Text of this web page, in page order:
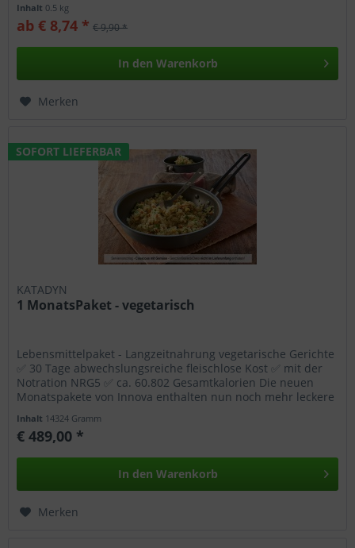
Inhalt 0.5 kg
ab € 8,74 * € 9,90 *
In den Warenkorb
Merken
SOFORT LIEFERBAR
KATADYN
1 MonatsPaket - vegetarisch
Lebensmittelpaket - Langzeitnahrung vegetarische Gerichte
✅ 30 Tage abwechslungsreiche fleischlose Kost ✅ mit der
Notration NRG5 ✅ ca. 60.802 Gesamtkalorien Die neuen
Monatspakete von Innova enthalten nun noch mehr leckere
Inhalt 14324 Gramm
€ 489,00 *
In den Warenkorb
Merken